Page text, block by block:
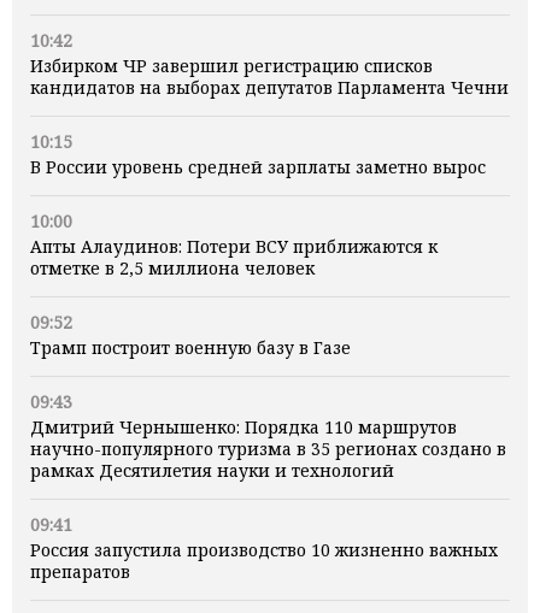
10:42
Избирком ЧР завершил регистрацию списков
кандидатов на выборах депутатов Парламента Чечни
10:15
В России уровень средней зарплаты заметно вырос
10:00
Апты Алаудинов: Потери ВСУ приближаются к
отметке в 2,5 миллиона человек
09:52
Трамп построит военную базу в Газе
09:43
Дмитрий Чернышенко: Порядка 110 маршрутов
научно-популярного туризма в 35 регионах создано в
рамках Десятилетия науки и технологий
09:41
Россия запустила производство 10 жизненно важных
препаратов